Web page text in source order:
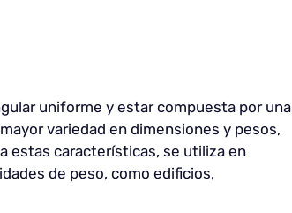
uniforme y estar compuesta por una
variedad en dimensiones y pesos,
estas características, se utiliza en
de peso, como edificios,